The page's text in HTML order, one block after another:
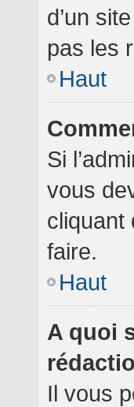
d’un
pas les
Haut
Si
vous
cliquant
faire.
Haut
A quoi
Il vous